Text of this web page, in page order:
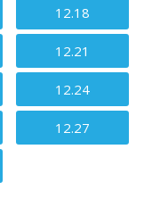
12.18
12.21
12.24
12.27